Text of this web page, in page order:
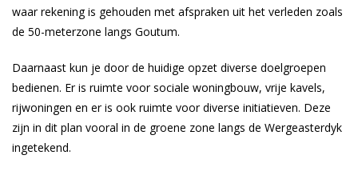
waar rekening is gehouden met afspraken uit het verleden zoals
de 50-meterzone langs Goutum.
Daarnaast kun je door de huidige opzet diverse doelgroepen
bedienen. Er is ruimte voor sociale woningbouw, vrije kavels,
rijwoningen en er is ook ruimte voor diverse initiatieven. Deze
zijn in dit plan vooral in de groene zone langs de Wergeasterdyk
ingetekend.